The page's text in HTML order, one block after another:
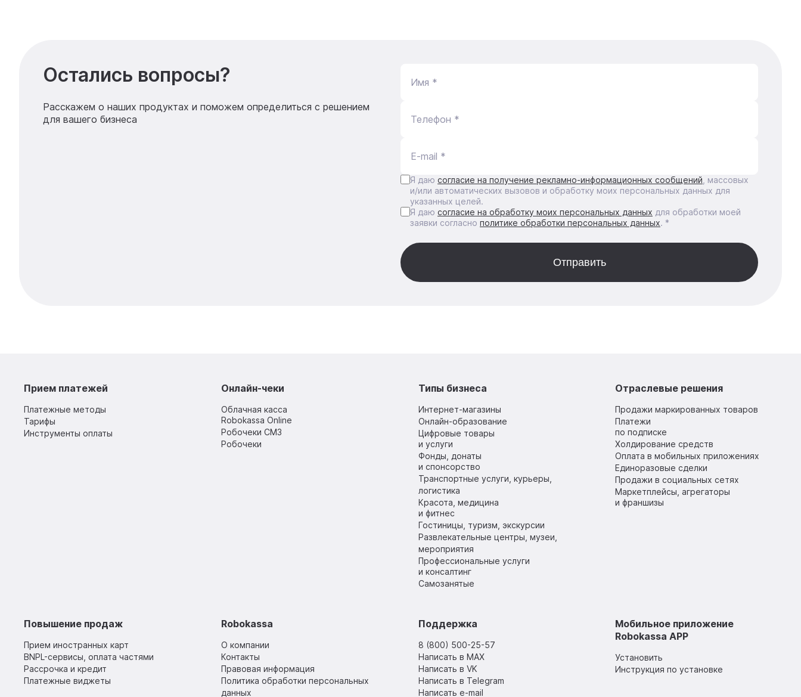
Остались вопросы?
Расскажем о наших продуктах и поможем определиться с решением
для вашего бизнеса
Имя *
Телефон *
E-mail *
Я даю согласие на получение рекламно-информационных сообщений , массовых
и/или автоматических вызовов и обработку моих персональных данных для
указанных целей.
Я даю согласие на обработку моих персональных данных для обработки моей
заявки согласно политике обработки персональных данных. *
Прием платежей
Платежные методы
Тарифы
Инструменты оплаты
Онлайн-чеки
Облачная касса
Robokassa Online
Робочеки СМЗ
Робочеки
Типы бизнеса
Интернет-магазины
Онлайн-образование
Цифровые товары
и услуги
Фонды, донаты
и спонсорство
Транспортные услуги, курьеры,
логистика
Красота, медицина
и фитнес
Гостиницы, туризм, экскурсии
Развлекательные центры, музеи,
мероприятия
Профессиональные услуги
и консалтинг
Самозанятые
Отраслевые решения
Продажи маркированных товаров
Платежи
по подписке
Холдирование средств
Оплата в мобильных приложениях
Единоразовые сделки
Продажи в социальных сетях
Маркетплейсы, агрегаторы
и франшизы
Повышение продаж
Прием иностранных карт
BNPL-сервисы, оплата частями
Рассрочка и кредит
Платежные виджеты
Robokassa
О компании
Контакты
Правовая информация
Политика обработки персональных
данных
Поддержка
8 (800) 500-25-57
Написать в MAX
Написать в VK
Написать в Telegram
Написать e-mail
Мобильное приложение
Robokassa APP
Установить
Инструкция по установке